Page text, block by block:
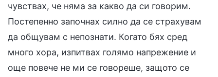
чувствах, че няма за какво да си говорим.
Постепенно започнах силно да се страхувам
да общувам с непознати. Когато бях сред
много хора, изпитвах голямо напрежение и
още повече не ми се говореше, защото се